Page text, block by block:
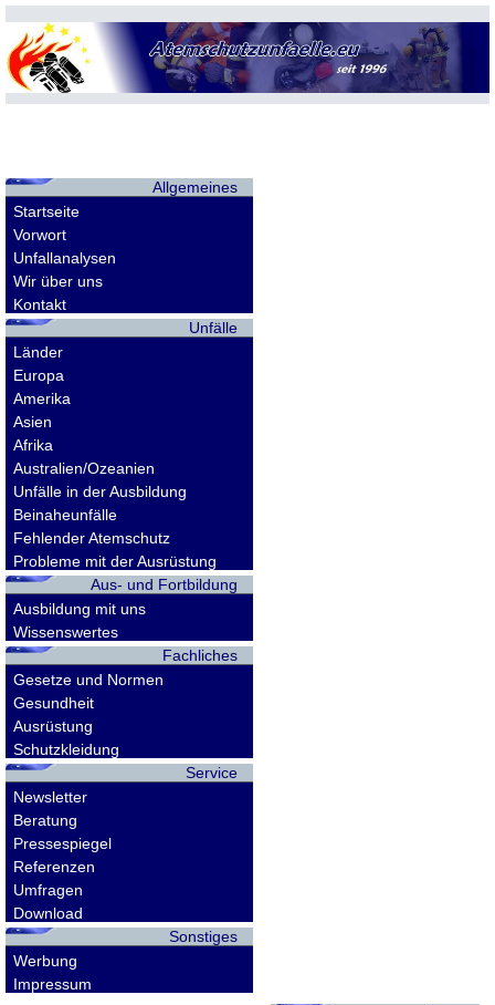
Allgemeines
Startseite
Vorwort
Unfallanalysen
Wir über uns
Kontakt
Unfälle
Länder
Europa
Amerika
Asien
Afrika
Australien/Ozeanien
Unfälle in der Ausbildung
Beinaheunfälle
Fehlender Atemschutz
Probleme mit der Ausrüstung
Aus- und Fortbildung
Ausbildung mit uns
Wissenswertes
Fachliches
Gesetze und Normen
Gesundheit
Ausrüstung
Schutzkleidung
Service
Newsletter
Beratung
Pressespiegel
Referenzen
Umfragen
Download
Sonstiges
Werbung
Impressum